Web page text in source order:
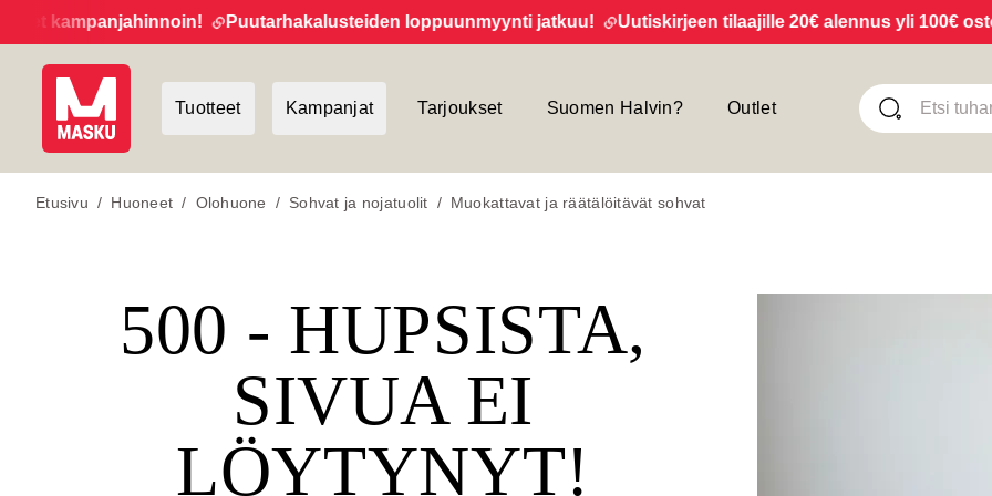
kampanjahinnoin! Puutarhakalusteiden loppuunmyynti jatkuu! Uutiskirjeen tilaajille 20€ alennus yli 100€
Tuotteet Kampanjat Tarjoukset Suomen Halvin? Outlet
Etusivu / Huoneet / Olohuone / Sohvat ja nojatuolit / Muokattavat ja räätälöitävät sohvat
500 - HUPSISTA,
SIVUA EI
LÖYTYNYT!